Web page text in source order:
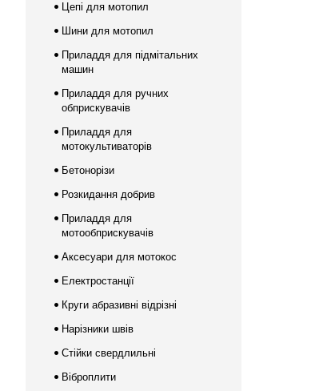
Цепі для мотопил
Шини для мотопил
Приладдя для підмітальних
машин
Приладдя для ручних
обприскувачів
Приладдя для
мотокультиваторів
Бетонорізи
Розкидання добрив
Приладдя для
мотообприскувачів
Аксесуари для мотокос
Електростанції
Круги абразивні відрізні
Нарізники швів
Стійки свердлильні
Віброплити